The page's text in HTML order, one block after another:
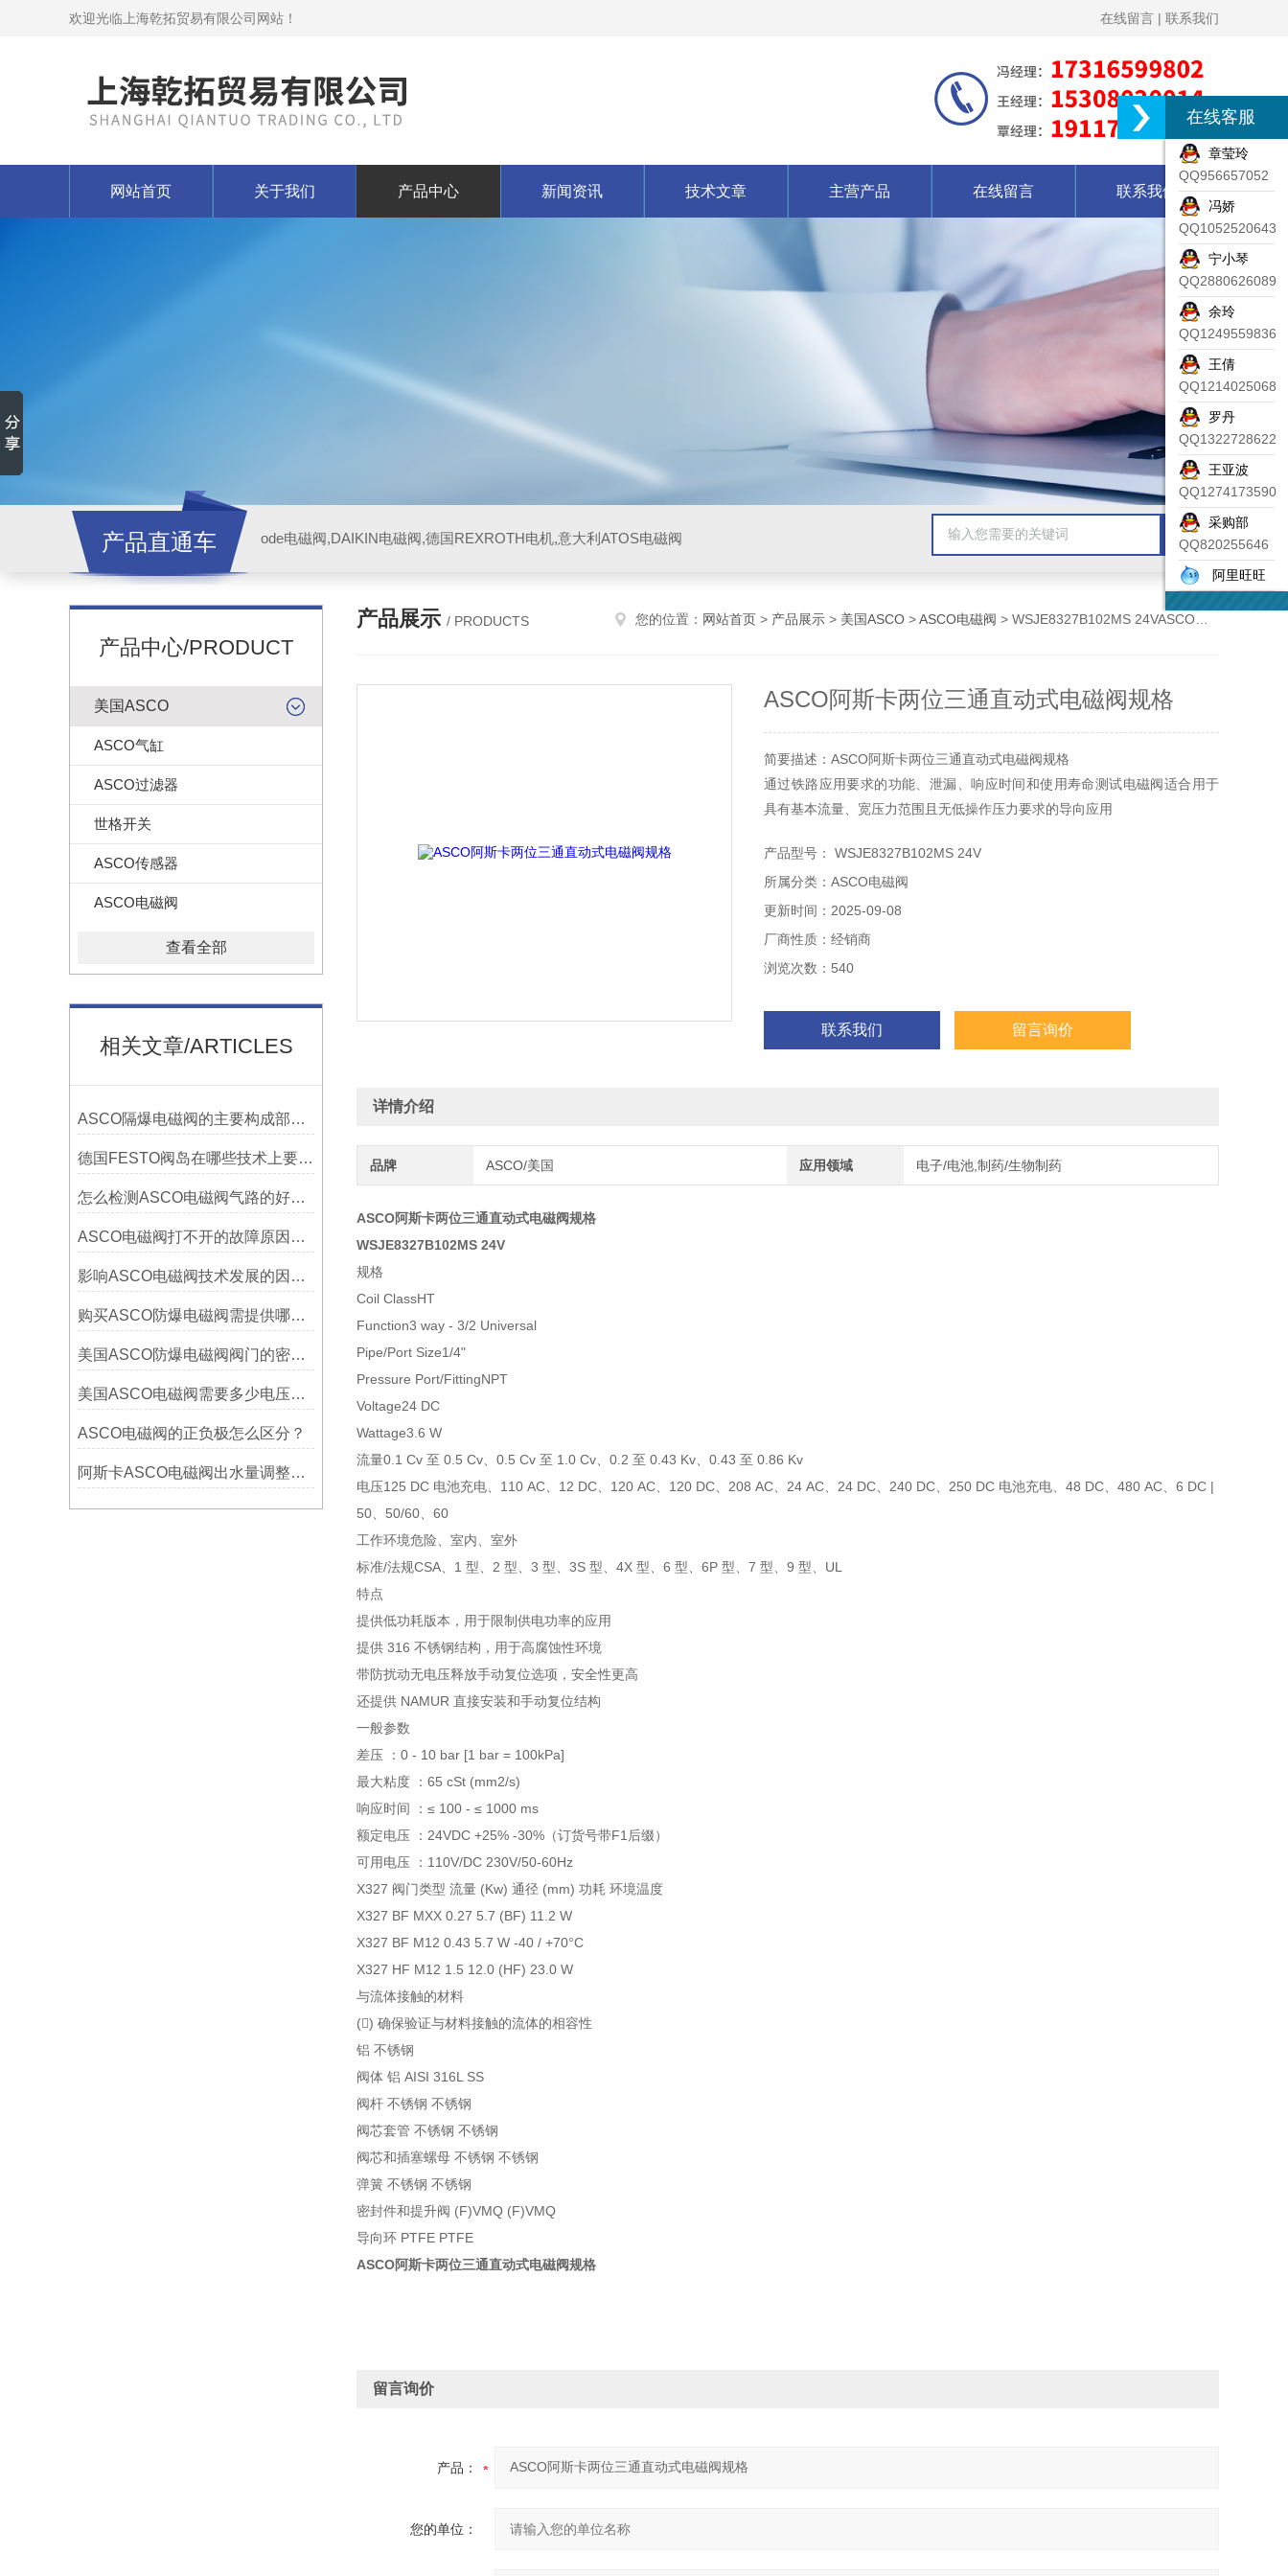
欢迎光临上海乾拓贸易有限公司网站！ 在线留言 | 联系我们
网站首页 关于我们 产品中心 新闻资讯 技术文章 主营产品 在线留言 联系我们
产品直通车 ode电磁阀,DAIKIN电磁阀,德国REXROTH电机,意大利ATOS电磁阀
产品中心/PRODUCT
美国ASCO
ASCO气缸
ASCO过滤器
世格开关
ASCO传感器
ASCO电磁阀
查看全部
相关文章/ARTICLES
ASCO隔爆电磁阀的主要构成部件与相应作用？
德国FESTO阀岛在哪些技术上要注意操作
怎么检测ASCO电磁阀气路的好坏？
ASCO电磁阀打不开的故障原因和处理资料介绍大全
影响ASCO电磁阀技术发展的因素资料有哪些？
购买ASCO防爆电磁阀需提供哪些参数？
美国ASCO防爆电磁阀阀门的密封材料怎样选择？
美国ASCO电磁阀需要多少电压才能正常工作
ASCO电磁阀的正负极怎么区分？
阿斯卡ASCO电磁阀出水量调整技巧
产品展示 / PRODUCTS 您的位置： 网站首页 > 产品展示 > 美国ASCO >ASCO电磁阀 > WSJE8327B102MS 24VASCO阿斯卡两位三通直动式电磁阀规格
ASCO阿斯卡两位三通直动式电磁阀规格
简要描述：ASCO阿斯卡两位三通直动式电磁阀规格
通过铁路应用要求的功能、泄漏、响应时间和使用寿命测试电磁阀适合用于
具有基本流量、宽压力范围且无低操作压力要求的导向应用
产品型号： WSJE8327B102MS 24V
所属分类：ASCO电磁阀
更新时间：2025-09-08
厂商性质：经销商
浏览次数：540
联系我们 留言询价
详情介绍
品牌 ASCO/美国 应用领域 电子/电池,制药/生物制药
ASCO阿斯卡两位三通直动式电磁阀规格
WSJE8327B102MS 24V
规格
Coil ClassHT
Function3 way - 3/2 Universal
Pipe/Port Size1/4"
Pressure Port/FittingNPT
Voltage24 DC
Wattage3.6 W
流量0.1 Cv 至 0.5 Cv、0.5 Cv 至 1.0 Cv、0.2 至 0.43 Kv、0.43 至 0.86 Kv
电压125 DC 电池充电、110 AC、12 DC、120 AC、120 DC、208 AC、24 AC、24 DC、240 DC、250 DC 电池充电、48 DC、480 AC、6 DC |
50、50/60、60
工作环境危险、室内、室外
标准/法规CSA、1 型、2 型、3 型、3S 型、4X 型、6 型、6P 型、7 型、9 型、UL
特点
提供低功耗版本，用于限制供电功率的应用
提供 316 不锈钢结构，用于高腐蚀性环境
带防扰动无电压释放手动复位选项，安全性更高
还提供 NAMUR 直接安装和手动复位结构
一般参数
差压 ：0 - 10 bar [1 bar = 100kPa]
最大粘度 ：65 cSt (mm2/s)
响应时间 ：≤ 100 - ≤ 1000 ms
额定电压 ：24VDC +25% -30%（订货号带F1后缀）
可用电压 ：110V/DC 230V/50-60Hz
X327 阀门类型 流量 (Kw) 通径 (mm) 功耗 环境温度
X327 BF MXX 0.27 5.7 (BF) 11.2 W
X327 BF M12 0.43 5.7 W -40 / +70°C
X327 HF M12 1.5 12.0 (HF) 23.0 W
与流体接触的材料
() 确保验证与材料接触的流体的相容性
铝 不锈钢
阀体 铝 AISI 316L SS
阀杆 不锈钢 不锈钢
阀芯套管 不锈钢 不锈钢
阀芯和插塞螺母 不锈钢 不锈钢
弹簧 不锈钢 不锈钢
密封件和提升阀 (F)VMQ (F)VMQ
导向环 PTFE PTFE
ASCO阿斯卡两位三通直动式电磁阀规格
留言询价
产品：
您的单位：
在线客服
章莹玲
QQ956657052
冯娇
QQ1052520643
宁小琴
QQ2880626089
余玲
QQ1249559836
王倩
QQ1214025068
罗丹
QQ1322728622
王亚波
QQ1274173590
采购部
QQ820255646
阿里旺旺